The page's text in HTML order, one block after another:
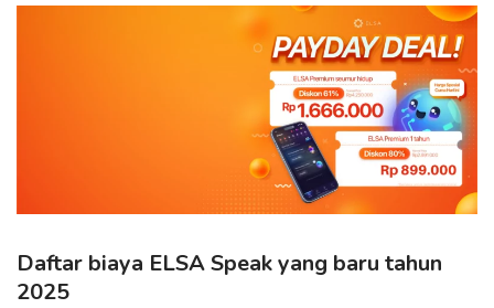
Daftar biaya ELSA Speak yang baru tahun
2025